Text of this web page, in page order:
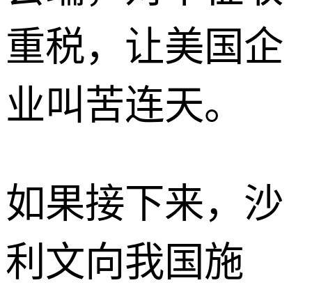
重税，让美国企
业叫苦连天。
如果接下来，沙
利文向我国施